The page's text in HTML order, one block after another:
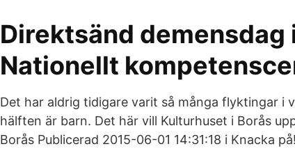
Direktsänd demensdag
Nationellt
Det har aldrig tidigare varit så många flyktingar i
hälften är barn. Det här vill Kulturhuset i Borås
Borås Publicerad 2015-06-01 14:31:18 i Knacka på!